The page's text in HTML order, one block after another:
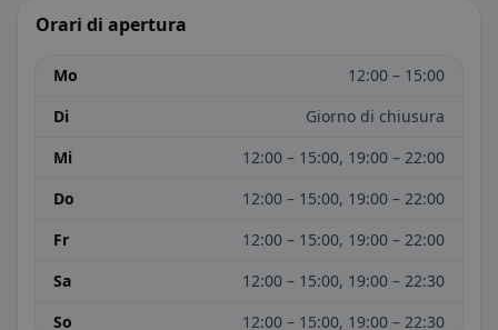
Orari di apertura
Mo
12:00 – 15:00
Di
Giorno di chiusura
Mi
12:00 – 15:00, 19:00 – 22:00
Do
12:00 – 15:00, 19:00 – 22:00
Fr
12:00 – 15:00, 19:00 – 22:00
Sa
12:00 – 15:00, 19:00 – 22:30
So
12:00 – 15:00, 19:00 – 22:30